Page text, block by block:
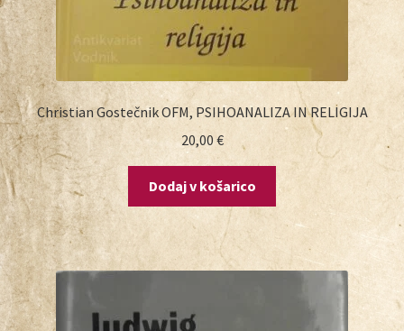
Christian Gostečnik OFM, PSIHOANALIZA IN RELIGIJA
20,00 €
Dodaj v košarico